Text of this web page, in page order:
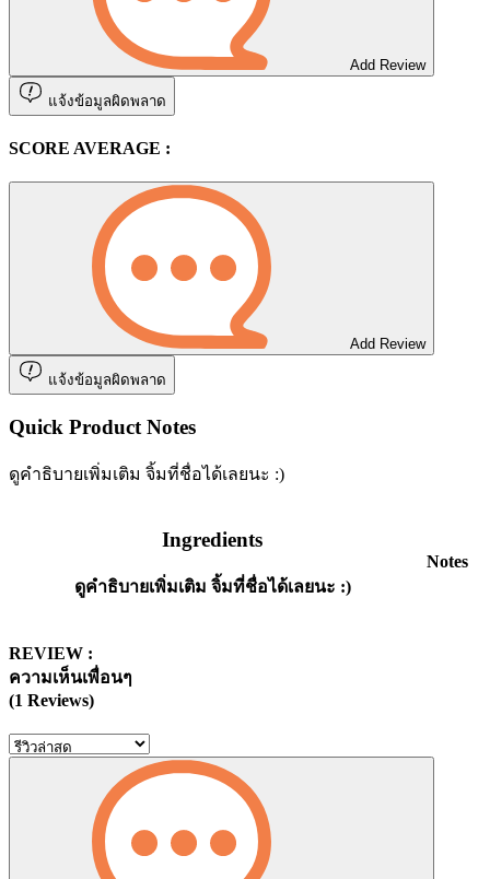
Add Review
แจ้งข้อมูลผิดพลาด
SCORE AVERAGE :
Add Review
แจ้งข้อมูลผิดพลาด
Quick Product Notes
ดูคำธิบายเพิ่มเติม จิ้มที่ชื่อได้เลยนะ :)
Ingredients
ดูคำธิบายเพิ่มเติม จิ้มที่ชื่อได้เลยนะ :)
Notes
REVIEW :
ความเห็นเพื่อนๆ
(1 Reviews)